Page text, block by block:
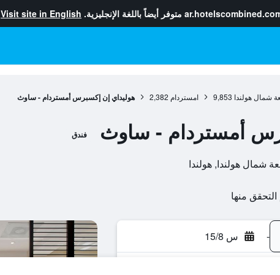
متوفر أيضاً باللغة الإنجليزية. Visit site in English
شمال هولندا 9,853 امستردام 2,382 هوليداي إن إكسبرس أمستردام - ساوث
أمستردام - ساوث فندق
- س 15/8